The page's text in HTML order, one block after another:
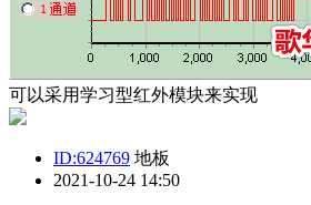
可以采用学习型红外模块来实现
ID:624769 地板
2021-10-24 14:50